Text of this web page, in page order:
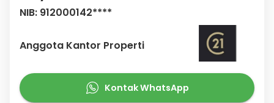
NIB: 912000142****
Anggota Kantor Properti
Kontak WhatsApp